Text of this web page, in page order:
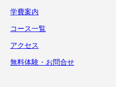
学費案内
コース一覧
アクセス
無料体験・お問合せ